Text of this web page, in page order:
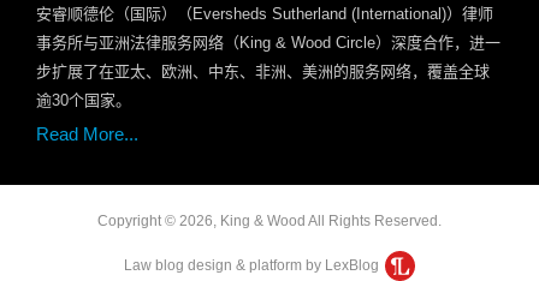
安睿顺德伦（国际）（ Eversheds Sutherland (International)）律师
事务所与亚洲法律服务网络（ King & Wood Circle）深度合作，进一
步扩展了在亚太、欧洲、中东、非洲、美洲的服务网络，覆盖全球
逾30个国家。
Read More...
Copyright © 2026, King & Wood All Rights Reserved.
Law blog design & platform by LexBlog